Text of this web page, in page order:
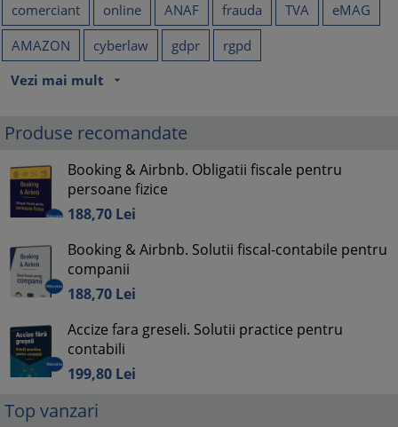
comerciant
online ANAF frauda TVA
eMAG
AMAZON
cyberlaw gdpr
rgpd
Vezi mai mult
arrow_drop_down
Produse recomandate
Booking & Airbnb. Obligatii fiscale pentru
persoane fizice
188,70 Lei
Booking & Airbnb. Solutii fiscal-contabile pentru
companii
188,70 Lei
Accize fara greseli. Solutii practice pentru
contabili
199,80 Lei
Top vanzari